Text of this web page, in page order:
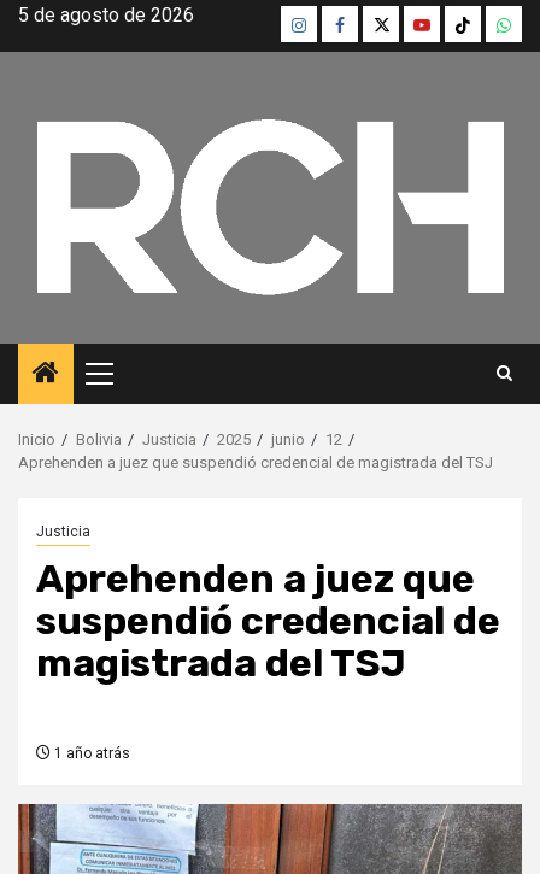
Saltar
5 de agosto de 2026 InstagramFacebook
TwitterYoutubeTikTok
Menú
principal
Inicio Bolivia Justicia 2025 junio
12
Aprehenden a juez que suspendió credencial de magistrada del TSJ
Justicia
Aprehenden a juez que
suspendió credencial de
magistrada del TSJ
1 año atrás